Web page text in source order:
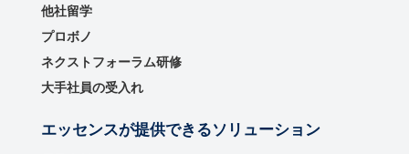
他社留学
プロボノ
ネクストフォーラム研修
大手社員の受入れ
エッセンスが提供できるソリューション